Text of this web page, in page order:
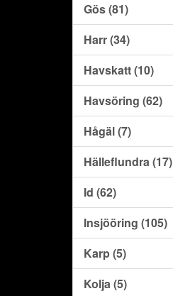
Gös (81)
Harr (34)
Havskatt (10)
Havsöring (62)
Hågäl (7)
Hälleflundra (17)
Id (62)
Insjööring (105)
Karp (5)
Kolja (5)